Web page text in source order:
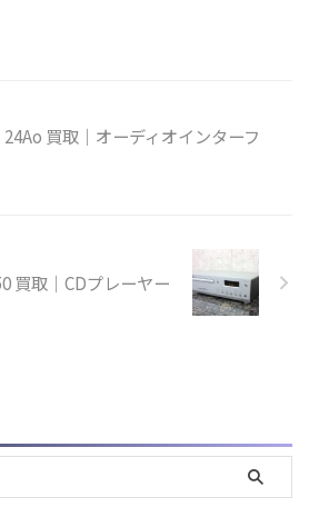
買取｜オーディオインターフ
買取｜CDプレーヤー